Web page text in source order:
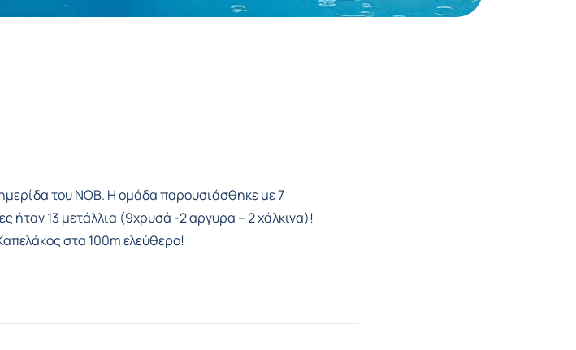
του ΝΟΒ. Η ομάδα παρουσιάσθηκε με 7
ήταν 13 μετάλλια (9χρυσά -2 αργυρά – 2 χάλκινα)!
στα 100m ελεύθερο!